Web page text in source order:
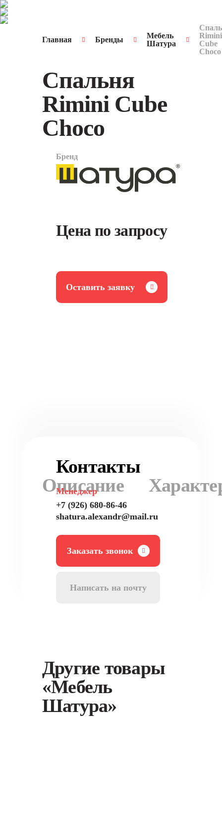
Главная Бренды
Мебель
Шатура
Rimini
Cube
Choco
Спальня
Rimini Cube
Choco
3127
Бренд
Цена по запросу
Оставить заявку
Описание
Контакты
Менеджер
+7 (926) 680-86-46
shatura.alexandr@mail.ru
Заказать звонок
Написать на почту
Другие товары
«Мебель
Шатура»